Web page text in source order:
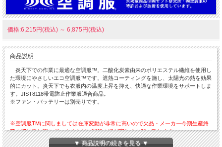
価格:6,215円(税込) ～ 6,875円(税込)
商品説明
炎天下での作業に最適な空調服™。二酸化炭素由来のポリエステル繊維を使用し
た環境にやさしいエコ空調服™です。遮熱コーティングを施し、太陽光の熱を効果
的にカット。炎天下でも衣服内の温度上昇を抑え、快適な作業環境をサポートしま
す。JIST8118帯電防止作業服適合商品。
※ファン・バッテリーは別売りです。
※空調服TMに関しましては在庫変動が非常に高いので欠品・メーカー今期生産終
了の際は申し訳ございませんがご理解のほど宜しくお願い致します。
▼ 商品説明の続きを見る ▼